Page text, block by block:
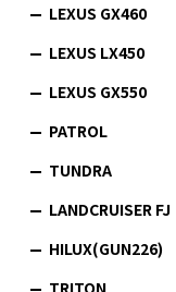
LEXUS GX460
LEXUS LX450
LEXUS GX550
PATROL
TUNDRA
LANDCRUISER FJ
HILUX(GUN226)
TRITON